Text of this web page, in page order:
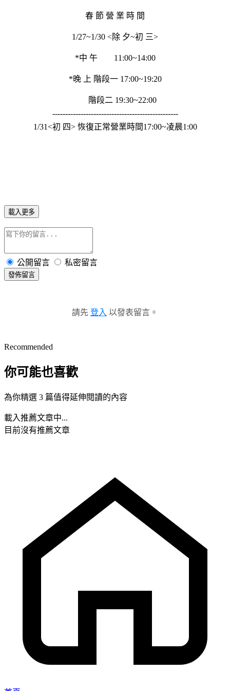
春 節 營 業 時 間
1/27~1/30 <除 夕~初 三>
*中 午 11:00~14:00
*晚 上 階段一 17:00~19:20
階段二 19:30~22:00
-------------------------------------------------
1/31<初 四> 恢復正常營業時間17:00~凌晨1:00
載入更多
公開留言 私密留言
發佈留言
請先 登入 以發表留言。
Recommended
你可能也喜歡
為你精選 3 篇值得延伸閱讀的內容
載入推薦文章中...
目前沒有推薦文章